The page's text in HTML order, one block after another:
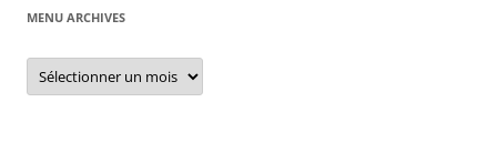
MENU ARCHIVES
Menu
archives